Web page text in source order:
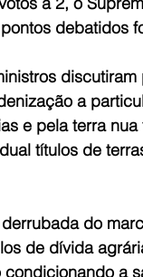
debatidos
a
e pela terra
títulos de
do
de dívida
a